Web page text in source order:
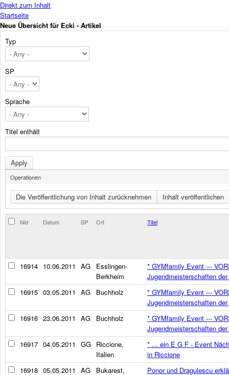
Direkt zum Inhalt
Startseite
Neue Übersicht für Ecki - Artikel
Typ
SP
Sprache
Titel enthält
Operationen
Nid Datum SP Ort Titel
16914 10.06.2011 AG
Esslingen-
Berkheim
* GYMfamily Event ---
Jugendmeisterschaften
16915 03.05.2011 AG Buchholz
* GYMfamily Event ---
Jugendmeisterschaften
16916 23.06.2011 AG Buchholz
* GYMfamily Event ---
Jugendmeisterschaften
16917 04.05.2011 GG Riccione,
Italien
* ... ein E G F - Event
in Riccione
16918 05.05.2011 AG
Bukarest,
Ponor und Dragulescu